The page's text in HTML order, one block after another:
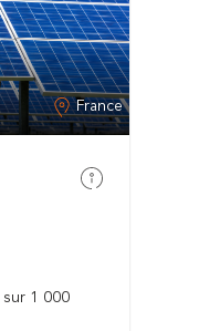
France
sur 1 000